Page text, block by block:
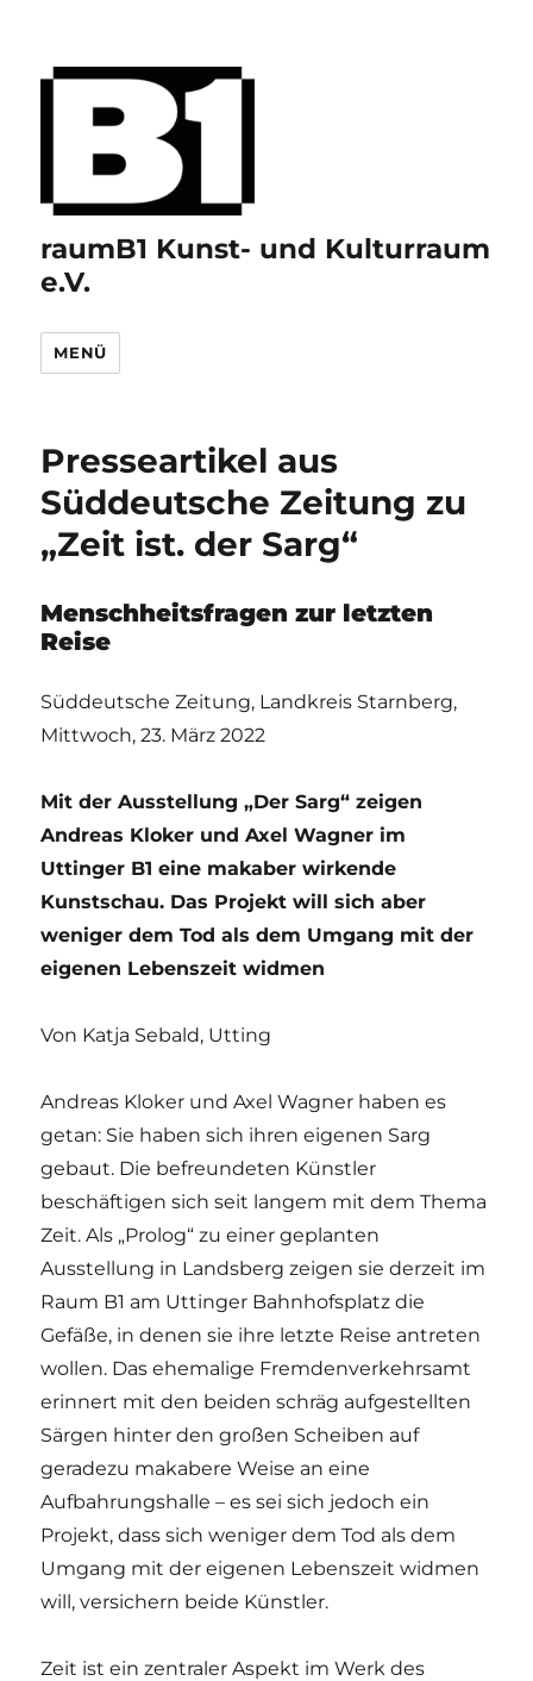
raumB1 Kunst- und Kulturraum
e.V.
MENÜ
Presseartikel aus
Süddeutsche Zeitung zu
„Zeit ist. der Sarg“
Menschheitsfragen zur letzten
Reise
Süddeutsche Zeitung, Landkreis Starnberg,
Mittwoch, 23. März 2022
Mit der Ausstellung „Der Sarg“ zeigen
Andreas Kloker und Axel Wagner im
Uttinger B1 eine makaber wirkende
Kunstschau. Das Projekt will sich aber
weniger dem Tod als dem Umgang mit der
eigenen Lebenszeit widmen
Von Katja Sebald, Utting
Andreas Kloker und Axel Wagner haben es
getan: Sie haben sich ihren eigenen Sarg
gebaut. Die befreundeten Künstler
beschäftigen sich seit langem mit dem Thema
Zeit. Als „Prolog“ zu einer geplanten
Ausstellung in Landsberg zeigen sie derzeit im
Raum B1 am Uttinger Bahnhofsplatz die
Gefäße, in denen sie ihre letzte Reise antreten
wollen. Das ehemalige Fremdenverkehrsamt
erinnert mit den beiden schräg aufgestellten
Särgen hinter den großen Scheiben auf
geradezu makabere Weise an eine
Aufbahrungshalle – es sei sich jedoch ein
Projekt, dass sich weniger dem Tod als dem
Umgang mit der eigenen Lebenszeit widmen
will, versichern beide Künstler.
Zeit ist ein zentraler Aspekt im Werk des